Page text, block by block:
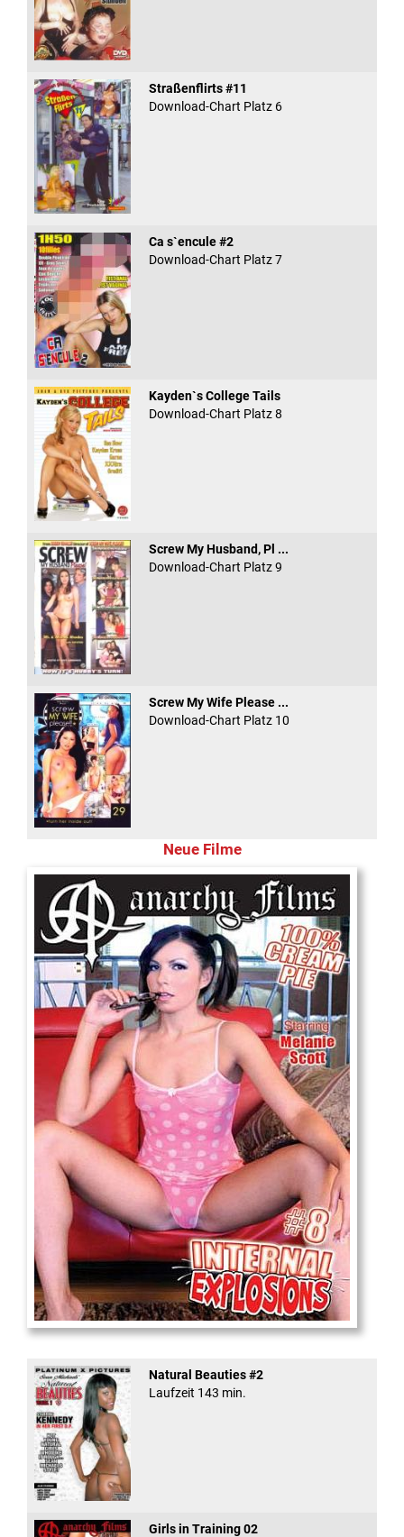
Straßenflirts #11
Download-Chart Platz 6
Ca s`encule #2
Download-Chart Platz 7
Kayden`s College Tails
Download-Chart Platz 8
Screw My Husband, Pl ...
Download-Chart Platz 9
Screw My Wife Please ...
Download-Chart Platz 10
Neue Filme
Internal Explosionen
Natural Beauties #2
Laufzeit 143 min.
Girls in Training 02